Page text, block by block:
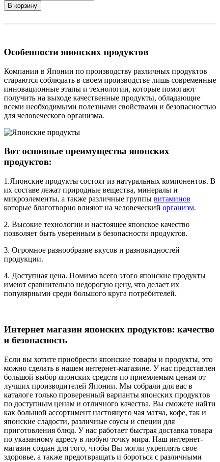
В корзину
Особенности японских продуктов
Компании в Японии по производству различных продуктов
стараются соблюдать в своем производстве лишь современные
инновационные этапы и технологии, которые помогают
получить на выходе качественные продукты, обладающие
всеми необходимыми полезными свойствами и безопасностью
для человеческого организма.
Вот основные преимущества японских
продуктов:
1.Японские продукты состоят из натуральных компонентов. В
их составе лежат природные вещества, минералы и
микроэлементы, а также различные группы витаминов
которые благотворно влияют на человеческий организм.
2. Высокие технологии и настоящее японское качество
позволяет быть уверенным в безопасности продуктов.
3. Огромное разнообразие вкусов и разновидностей
продукции.
4. Доступная цена. Помимо всего этого японские продукты
имеют сравнительно недорогую цену, что делает их
популярными среди большого круга потребителей.
Интернет магазин японских продуктов: качество
и безопасность
Если вы хотите приобрести японские товары и продукты, это
можно сделать в нашем интернет-магазине. У нас представлен
большой выбор японских средств по приемлемым ценам от
лучших производителей Японии. Мы собрали для вас в
каталоге только проверенный варианты японских продуктов
по доступным ценам и отличного качества. Вы сможете найти
как большой ассортимент настоящего чая матча, кофе, так и
японские сладости, различные соусы и специи для
приготовления блюд. У нас работает быстрая доставка товара
по указанному адресу в любую точку мира. Наш интернет-
магазин создан для того, чтобы Вы могли укреплять свое
здоровье, а также предотвращать и бороться с различными